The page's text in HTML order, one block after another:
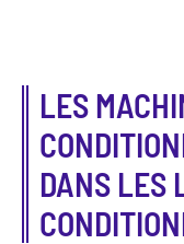
LES
DANS LES